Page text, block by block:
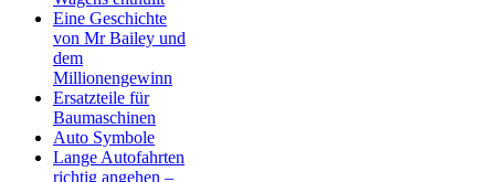
Eine Geschichte
von Mr Bailey und
dem
Millionengewinn
Ersatzteile für
Baumaschinen
Auto Symbole
Lange Autofahrten
richtig angehen –